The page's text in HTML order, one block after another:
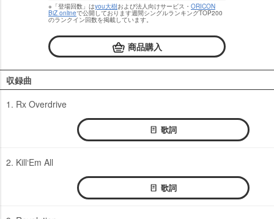
※「登場回数」はyou大樹および法人向けサービス・ ORICON
BiZ onlineで公開しております週間シングルランキングTOP200
のランクイン回数を掲載しています。
商品購入
収録曲
1. Rx Overdrive
歌詞
2. Kill‘Em All
歌詞